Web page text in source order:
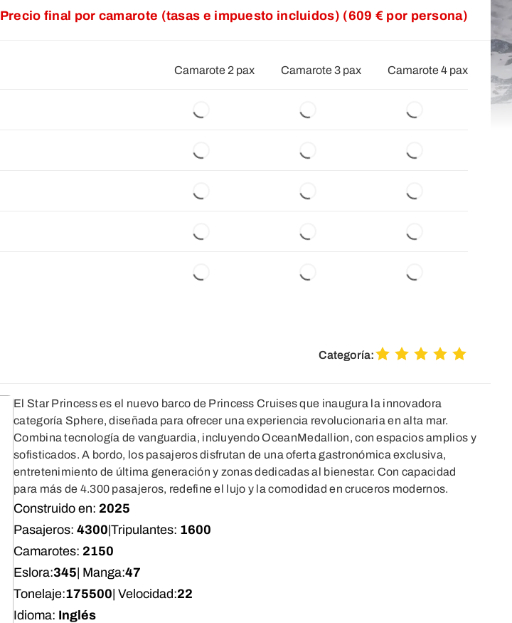
Precio final por camarote (tasas e impuesto incluidos) (609 € por persona)
Camarote 2 pax Camarote 3 pax Camarote 4 pax
Categoría:
El Star Princess es el nuevo barco de Princess Cruises que inaugura la innovadora
categoría Sphere, diseñada para ofrecer una experiencia revolucionaria en alta mar.
Combina tecnología de vanguardia, incluyendo OceanMedallion, con espacios amplios y
sofisticados. A bordo, los pasajeros disfrutan de una oferta gastronómica exclusiva,
entretenimiento de última generación y zonas dedicadas al bienestar. Con capacidad
para más de 4.300 pasajeros, redefine el lujo y la comodidad en cruceros modernos.
Construido en: 2025
Pasajeros: 4300 Tripulantes: 1600
Camarotes: 2150
Eslora:345 | Manga:47
Tonelaje:175500 | Velocidad:22
Idioma: Inglés